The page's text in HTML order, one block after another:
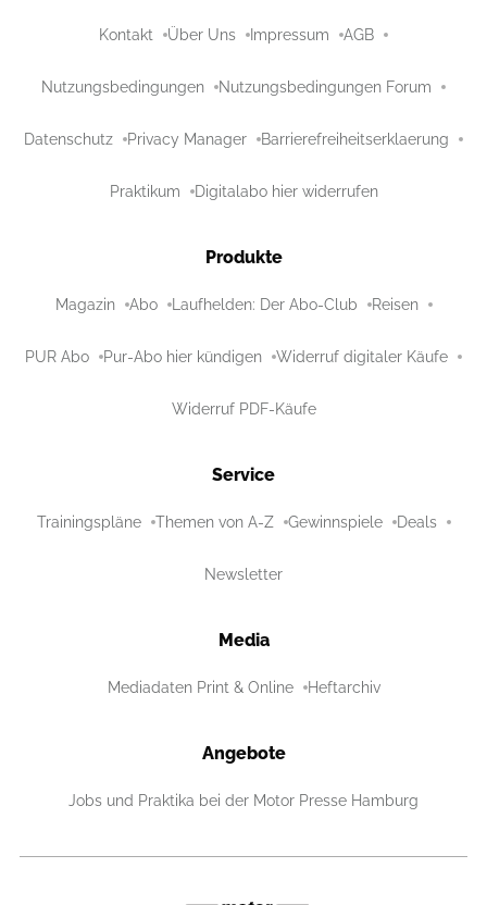
Kontakt Über Uns Impressum AGB
Nutzungsbedingungen Nutzungsbedingungen Forum
Datenschutz Privacy Manager Barrierefreiheitserklaerung
Praktikum Digitalabo hier widerrufen
Produkte
Magazin Abo Laufhelden: Der Abo-Club Reisen
PUR Abo Pur-Abo hier kündigen Widerruf digitaler Käufe
Widerruf PDF-Käufe
Service
Trainingspläne Themen von A-Z Gewinnspiele Deals
Newsletter
Media
Mediadaten Print & Online Heftarchiv
Angebote
Jobs und Praktika bei der Motor Presse Hamburg